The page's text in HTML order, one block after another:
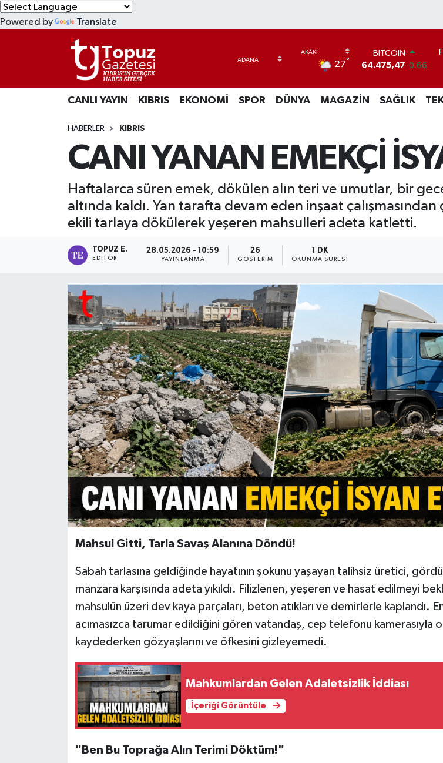
Powered by Translate
27°
64.475,47
DOLAR
EURO
GRAM ALTIN
0.54
BİST100
13.703
0
CANLI YAYIN KIBRIS EKONOMİ SPOR DÜNYA MAGAZİN SAĞLIK
HABERLER KIBRIS
CANI YANAN EMEKÇİ
Haftalarca süren emek, dökülen alın teri ve umutlar, bir
altında kaldı. Yan tarafta devam eden inşaat
ekili tarlaya dökülerek yeşeren mahsulleri adeta katletti.
TOPUZ E.
EDITÖR
28.05.2026 - 10:59
YAYINLANMA
26
GÖSTERIM
1 DK
OKUNMA SÜRESI
Mahsul Gitti, Tarla Savaş Alanına Döndü!
Sabah tarlasına geldiğinde hayatının şokunu yaşayan talihsiz üretici,
manzara karşısında adeta yıkıldı. Filizlenen, yeşeren ve hasat edilmeyi
mahsulün üzeri dev kaya parçaları, beton atıkları ve demirlerle kaplandı.
acımasızca tarumar edildiğini gören vatandaş, cep telefonu kamerasıyla o
kaydederken gözyaşlarını ve öfkesini gizleyemedi.
Mahkumlardan Gelen Adaletsizlik İddiası
İçeriği Görüntüle
"Ben Bu Toprağa Alın Terimi Döktüm!"
EKONOMİ
MAGAZİN
TEKNOLOJİ
TÜRKİYE
Lefkoşa Nöbetçi Eczaneler
Lefkoşa Hava Durumu
Lefkoşa Trafik Yoğunluk Haritası
Süper Lig Puan Durumu ve Fikstür
Tüm Manşetler
Son Dakika Haberleri
Haber Arşivi